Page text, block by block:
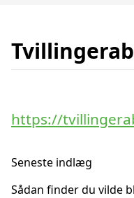
https://
Seneste indlæg
Sådan finder du vilde